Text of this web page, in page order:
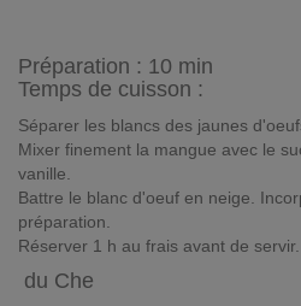
Préparation : 10 min
Temps de cuisson :
Séparer les blancs des jaunes
Mixer finement la mangue avec le
vanille.
Battre le blanc d'oeuf en neige.
préparation.
Réserver 1 h au frais avant de servir.
du Che